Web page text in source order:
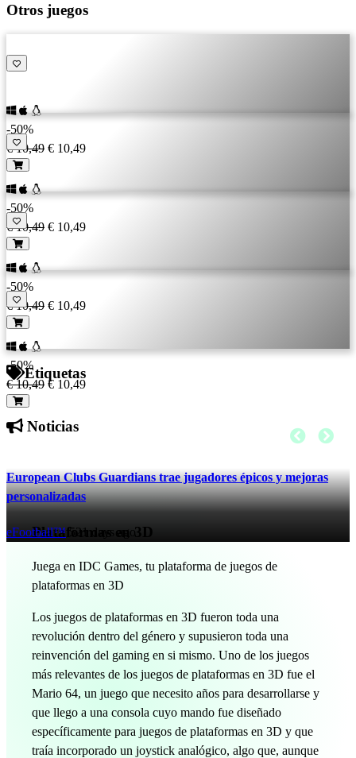
Otros juegos
-50%
€ 10,49 € 10,49
-50%
€ 10,49 € 10,49
-50%
€ 10,49 € 10,49
-50%
€ 10,49 € 10,49
Etiquetas
Noticias
European Clubs Guardians trae jugadores épicos y mejoras
personalizadas
eFootball™ 521 days ago
Plataformas en 3D
Juega en IDC Games, tu plataforma de juegos de
plataformas en 3D
Los juegos de plataformas en 3D fueron toda una
revolución dentro del género y supusieron toda una
reinvención del gaming en si mismo. Uno de los juegos
más relevantes de los juegos de plataformas en 3D fue el
Mario 64, un juego que necesito años para desarrollarse y
que llego a una consola cuyo mando fue diseñado
específicamente para juegos de plataformas en 3D y que
traía incorporado un joystick analógico, algo que, aunque